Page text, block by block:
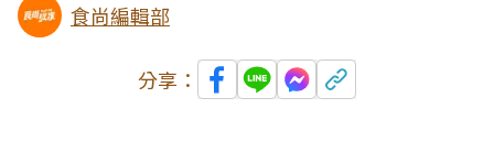
食尚編輯部
分享：